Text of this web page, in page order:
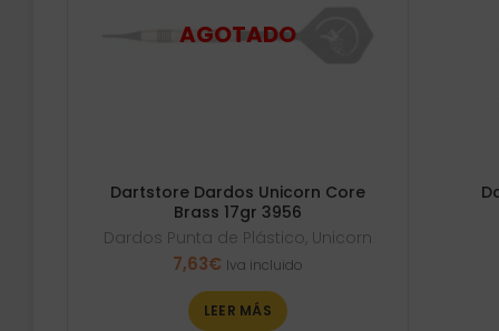
Dartstore Dardos Unicorn Core
Brass 17gr 3956
Dardos Punta de Plástico, Unicorn
7,63€ Iva incluido
LEER MÁS